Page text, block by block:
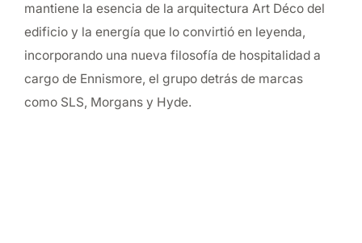
mantiene la esencia de la arquitectura Art Déco del
edificio y la energía que lo convirtió en leyenda,
incorporando una nueva filosofía de hospitalidad a
cargo de Ennismore, el grupo detrás de marcas
como SLS, Morgans y Hyde.